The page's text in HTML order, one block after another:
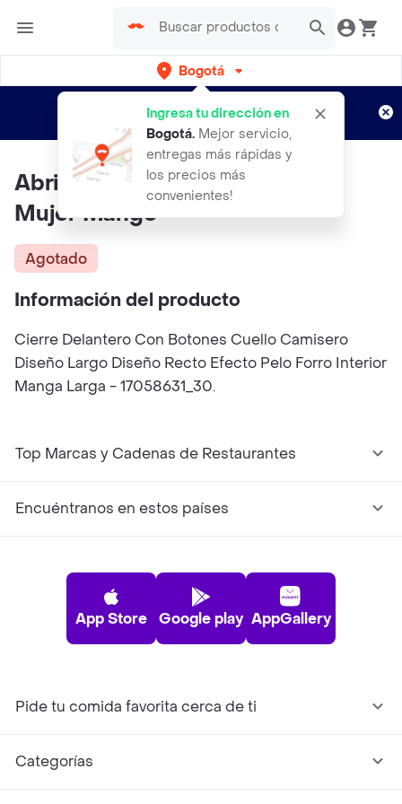
Bogotá
Ingresa tu dirección en
Bogotá. Mejor servicio,
entregas más rápidas y
los precios más
convenientes!
envíos gratis por semanas
Aplican TyC
Abrigo Million Marron Talla M
Mujer Mango
Agotado
Información del producto
Cierre Delantero Con Botones Cuello Camisero
Diseño Largo Diseño Recto Efecto Pelo Forro Interior
Manga Larga - 17058631_30.
Top Marcas y Cadenas de Restaurantes
Encuéntranos en estos países
App Store Google play AppGallery
Pide tu comida favorita cerca de ti
Categorías